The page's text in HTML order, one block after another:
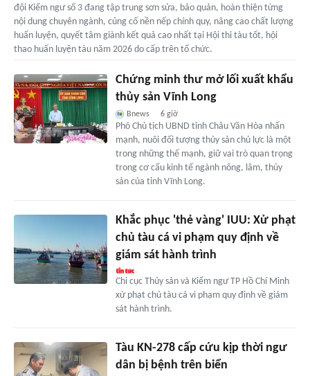
đội Kiểm ngư số 3 đang tập trung sơn sửa, bảo quản, hoàn thiện từng
nội dung chuyên ngành, củng cố nền nếp chính quy, nâng cao chất lượng
huấn luyện, quyết tâm giành kết quả cao nhất tại Hội thi tàu tốt, hội
thao huấn luyện tàu năm 2026 do cấp trên tổ chức.
Chứng minh thư mở lối xuất khẩu
thủy sản Vĩnh Long
Bnews 6 giờ
Phó Chủ tịch UBND tỉnh Châu Văn Hòa nhấn
mạnh, nuôi đối tượng thủy sản chủ lực là một
trong những thế mạnh, giữ vai trò quan trọng
trong cơ cấu kinh tế ngành nông, lâm, thủy
sản của tỉnh Vĩnh Long.
Khắc phục 'thẻ vàng' IUU: Xử phạt
chủ tàu cá vi phạm quy định về
giám sát hành trình
Chi cục Thủy sản và Kiểm ngư TP Hồ Chí Minh
xử phạt chủ tàu cá vi phạm quy định về giám
sát hành trình.
Tàu KN-278 cấp cứu kịp thời ngư
dân bị bệnh trên biển